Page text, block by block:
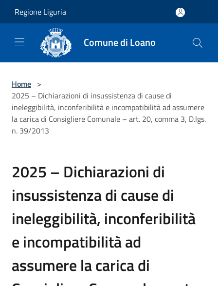
Regione Liguria
Comune di Loano
Home >
2025 – Dichiarazioni di insussistenza di cause di
ineleggibilità, inconferibilità e incompatibilità ad assumere
la carica di Consigliere Comunale – art. 20, comma 3, D.lgs.
n. 39/2013
2025 – Dichiarazioni di
insussistenza di cause di
ineleggibilità, inconferibilità
e incompatibilità ad
assumere la carica di